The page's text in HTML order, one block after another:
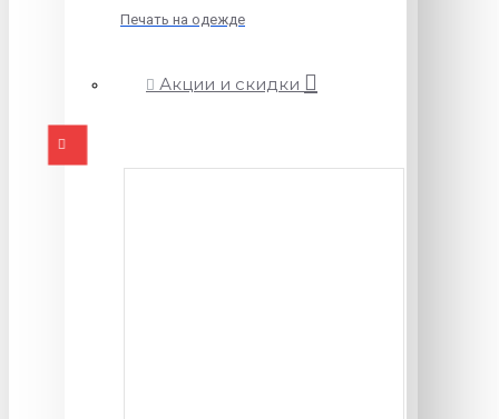
Печать на одежде
Акции и скидки